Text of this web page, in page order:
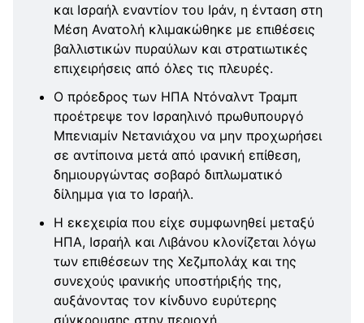
και Ισραήλ εναντίον του Ιράν, η ένταση στη
Μέση Ανατολή κλιμακώθηκε με επιθέσεις
βαλλιστικών πυραύλων και στρατιωτικές
επιχειρήσεις από όλες τις πλευρές.
Ο πρόεδρος των ΗΠΑ Ντόναλντ Τραμπ
προέτρεψε τον Ισραηλινό πρωθυπουργό
Μπενιαμίν Νετανιάχου να μην προχωρήσει
σε αντίποινα μετά από ιρανική επίθεση,
δημιουργώντας σοβαρό διπλωματικό
δίλημμα για το Ισραήλ.
Η εκεχειρία που είχε συμφωνηθεί μεταξύ
ΗΠΑ, Ισραήλ και Λιβάνου κλονίζεται λόγω
των επιθέσεων της Χεζμπολάχ και της
συνεχούς ιρανικής υποστήριξής της,
αυξάνοντας τον κίνδυνο ευρύτερης